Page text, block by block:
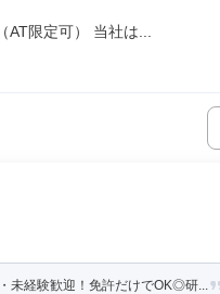
限定可） 当社は...
未経験歓迎！免許だけでOK◎研...